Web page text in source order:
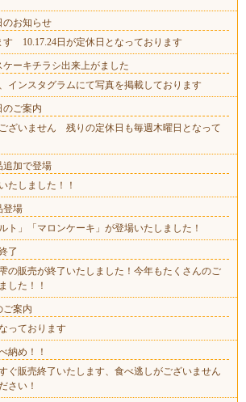
のお知らせ
す 10.17.24日が定休日となっております
ーキチラシ出来上がました
インスタグラムにて写真を掲載しております
ご案内
ざいません 残りの定休日も毎週木曜日となって
加で登場
たしました！！
登場
ト」「マロンケーキ」が登場いたしました！
了
の販売が終了いたしました！今年もたくさんのご
した！！
案内
っております
納め！！
ぐ販売終了いたします、食べ逃しがございません
さい！